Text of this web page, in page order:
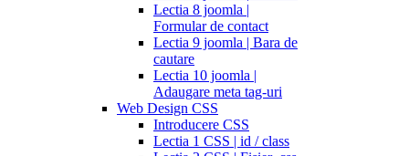
Lectia 8 joomla |
Formular de contact
Lectia 9 joomla | Bara de
cautare
Lectia 10 joomla |
Adaugare meta tag-uri
Web Design CSS
Introducere CSS
Lectia 1 CSS | id / class